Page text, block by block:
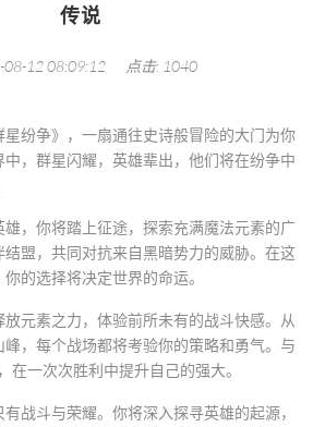
传说
08-12 08:09:12 点击: 1040
纷争》，一扇通往史诗般冒险的大门为你
，群星闪耀，英雄辈出，他们将在纷争中
，你将踏上征途，探索充满魔法元素的广
盟，共同对抗来自黑暗势力的威胁。在这
的选择将决定世界的命运。
元素之力，体验前所未有的战斗快感。从
，每个战场都将考验你的策略和勇气。与
在一次次胜利中提升自己的强大。
战斗与荣耀。你将深入探寻英雄的起源，